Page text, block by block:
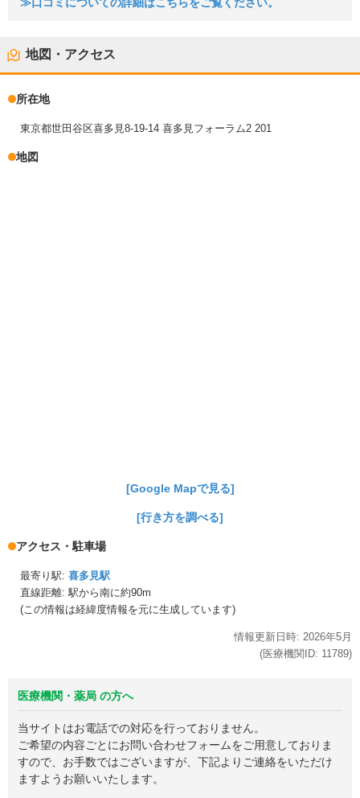
≫口コミについての詳細はこちらをご覧ください。
地図・アクセス
所在地
東京都世田谷区喜多見8-19-14 喜多見フォーラム2 201
地図
[Google Mapで見る]
[行き方を調べる]
アクセス・駐車場
最寄り駅: 喜多見駅
直線距離: 駅から南に約90m
(この情報は経緯度情報を元に生成しています)
情報更新日時: 2026年5月
(医療機関ID: 11789)
医療機関・薬局 の方へ
当サイトはお電話での対応を行っておりません。
ご希望の内容ごとにお問い合わせフォームをご用意しておりま
すので、お手数ではございますが、下記よりご連絡をいただけ
ますようお願いいたします。